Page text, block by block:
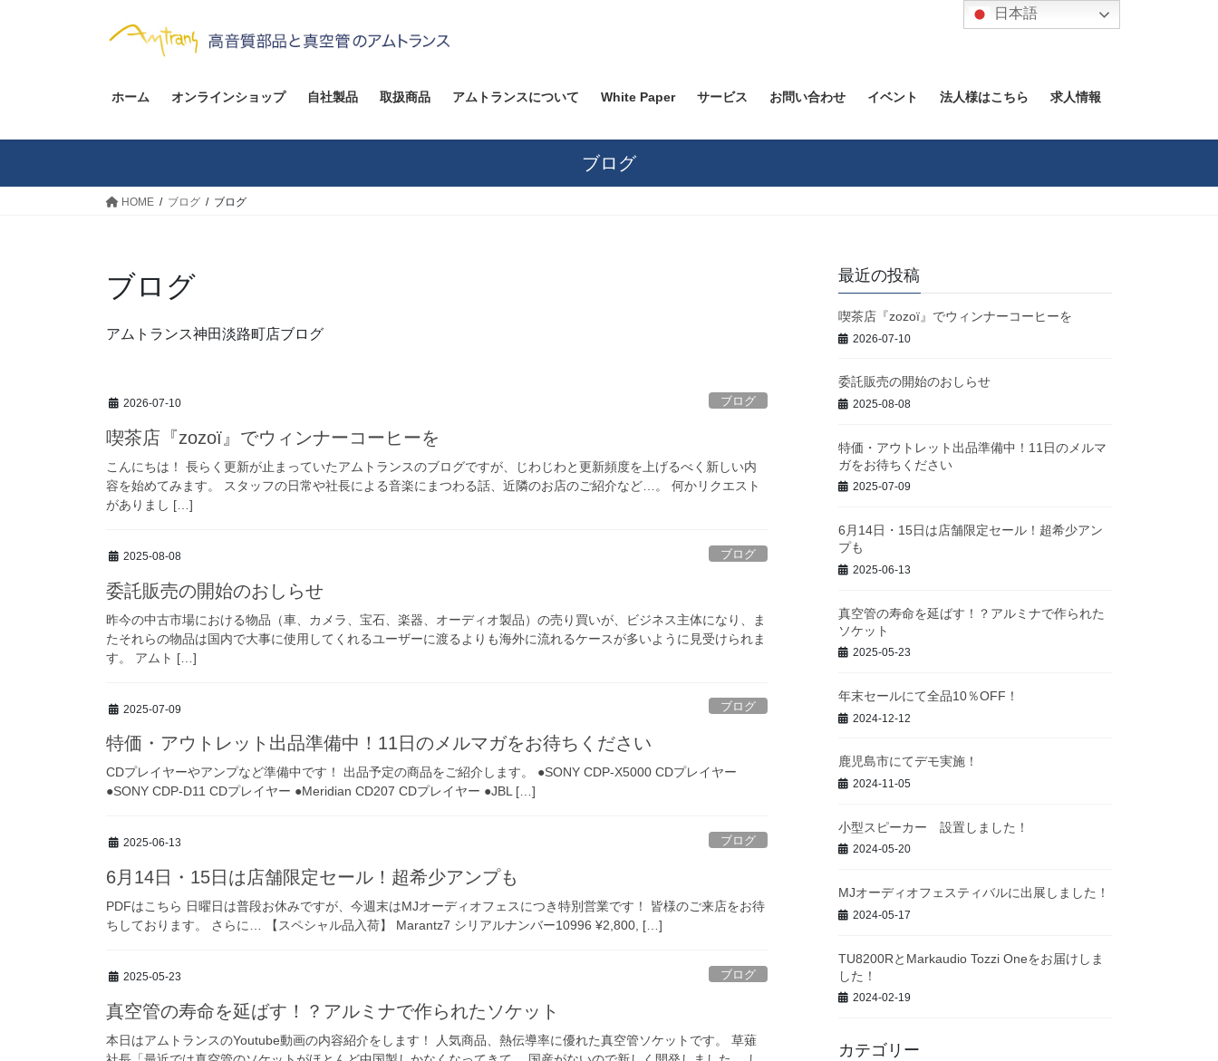
ス
ッ
ン
移
ホーム オンラインショップ 自社製品 取扱商品 アムトランスについて White Paper サービス お問い合わせ イベント 法人様はこちら 求人情報
ブログ
HOME ブログ ブログ
ブログ
アムトランス神田淡路町店ブログ
2026-07-10 ブログ
喫茶店『zozoï』でウィンナーコーヒーを
こんにちは！ 長らく更新が止まっていたアムトランスのブログですが、じわじわと更新頻度を上げるべく新しい内
容を始めてみます。 スタッフの日常や社長による音楽にまつわる話、近隣のお店のご紹介など…。 何かリクエスト
がありまし […]
2025-08-08 ブログ
委託販売の開始のおしらせ
昨今の中古市場における物品（車、カメラ、宝石、楽器、オーディオ製品）の売り買いが、ビジネス主体になり、ま
たそれらの物品は国内で大事に使用してくれるユーザーに渡るよりも海外に流れるケースが多いように見受けられま
す。 アムト […]
2025-07-09 ブログ
特価・アウトレット出品準備中！11日のメルマガをお待ちください
CDプレイヤーやアンプなど準備中です！ 出品予定の商品をご紹介します。 ●SONY CDP-X5000 CDプレイヤー
●SONY CDP-D11 CDプレイヤー ●Meridian CD207 CDプレイヤー ●JBL […]
2025-06-13 ブログ
6月14日・15日は店舗限定セール！超希少アンプも
PDFはこちら 日曜日は普段お休みですが、今週末はMJオーディオフェスにつき特別営業です！ 皆様のご来店をお待
ちしております。 さらに… 【スペシャル品入荷】 Marantz7 シリアルナンバー10996 ¥2,800, […]
2025-05-23 ブログ
真空管の寿命を延ばす！？アルミナで作られたソケット
本日はアムトランスのYoutube動画の内容紹介をします！ 人気商品、熱伝導率に優れた真空管ソケットです。 草薙
最近の投稿
喫茶店『zozoï』でウィンナーコーヒーを
2026-07-10
委託販売の開始のおしらせ
2025-08-08
特価・アウトレット出品準備中！11日のメルマ
ガをお待ちください
2025-07-09
6月14日・15日は店舗限定セール！超希少アン
プも
2025-06-13
真空管の寿命を延ばす！？アルミナで作られた
ソケット
2025-05-23
年末セールにて全品10％OFF！
2024-12-12
鹿児島市にてデモ実施！
2024-11-05
小型スピーカー 設置しました！
2024-05-20
MJオーディオフェスティバルに出展しました！
2024-05-17
TU8200RとMarkaudio Tozzi Oneをお届けしま
した！
2024-02-19
カテゴリー
日本語